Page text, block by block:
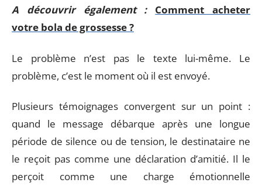
A découvrir également :
Comment acheter
votre bola de grossesse ?
Le problème n’est pas le texte lui-même. Le
problème, c’est le moment où il est envoyé.
Plusieurs témoignages convergent sur un point :
quand le message débarque après une longue
période de silence ou de tension, le destinataire ne
le reçoit pas comme une déclaration d’amitié. Il le
perçoit comme une charge émotionnelle